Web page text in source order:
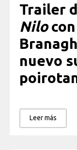
Trailer
Nilo
nuevo
Leer más